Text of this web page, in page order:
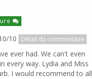
10 Détail du commentaire
ever had. We can't even
every way. Lydia and Miss
I would recommend to all